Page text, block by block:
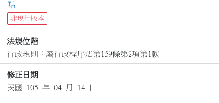
點
非現行版本
法規位階
行政規則：屬行政程序法第159條第2項第1款
修正日期
民國 105 年 04 月 14 日